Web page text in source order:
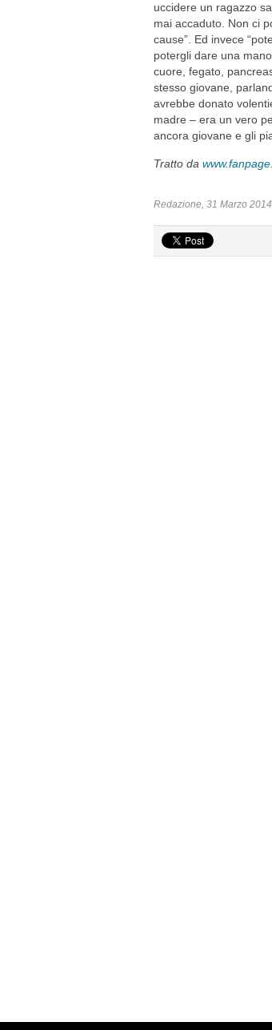
uccidere un ragazzo
mai accaduto. Non ci
cause”. Ed invece
potergli dare una
cuore, fegato,
stesso giovane,
avrebbe donato
madre – era un vero
ancora giovane e gli
Tratto da
Redazione, 31 Marzo 2014